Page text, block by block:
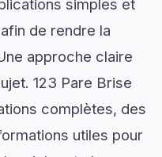
simples et
de rendre la
approche claire
123 Pare Brise
complètes, des
utiles pour